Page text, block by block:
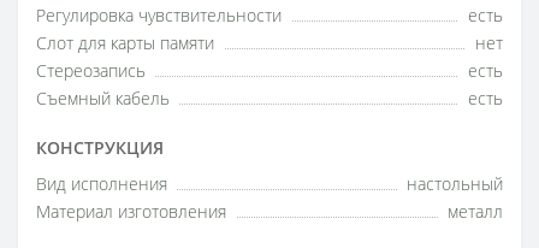
Регулировка чувствительности
есть
Слот для карты памяти
нет
Стереозапись
есть
Съемный кабель
есть
КОНСТРУКЦИЯ
Вид исполнения
настольный
Материал изготовления
металл